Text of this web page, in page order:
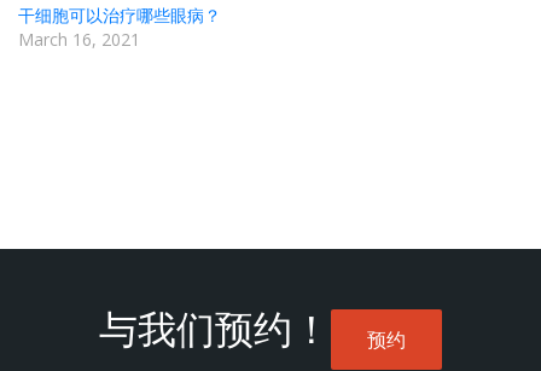
干细胞可以治疗哪些眼病？
March 16, 2021
与我们预约！ 预约